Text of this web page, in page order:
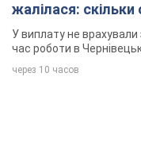
жалілася:
співачка
У виплату не
час роботи в
через 10 часов